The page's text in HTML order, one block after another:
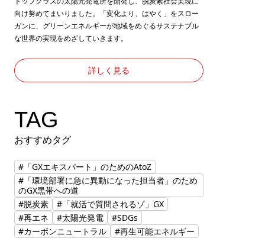
向け努めてまいりました。「変化より、はやく」をスロー
ガンに、グリーンエネルギーが地域をめぐるサステナブル
な世界の実現をめざしていきます。
詳しく見る
TAG
おすすめタグ
#「GXエキスパート」のためのAtoZ
#「環境部署に急に異動になった担当者」のため
のGX黒帯への道
#脱炭素
#「就活で質問されるゾ」GX
#再エネ
#太陽光発電
#SDGs
#カーボンニュートラル
#再生可能エネルギー